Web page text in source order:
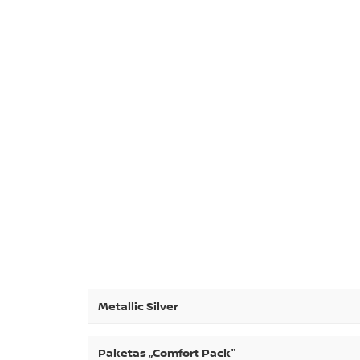
Metallic Silver
Paketas „Comfort Pack"